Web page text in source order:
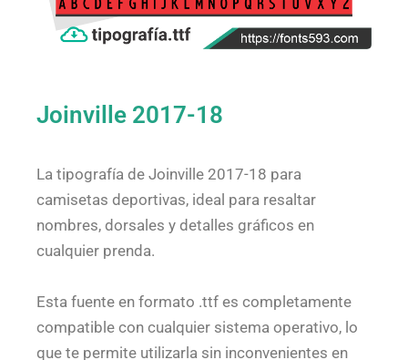
Joinville 2017-18
La tipografía de Joinville 2017-18 para
camisetas deportivas, ideal para resaltar
nombres, dorsales y detalles gráficos en
cualquier prenda.
Esta fuente en formato .ttf es completamente
compatible con cualquier sistema operativo, lo
que te permite utilizarla sin inconvenientes en